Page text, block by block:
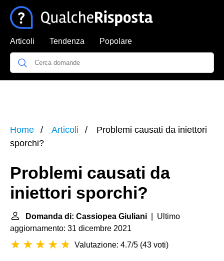
Articoli Tendenza Popolare
Home Articoli
Problemi causati da iniettori
sporchi?
Problemi causati da
iniettori sporchi?
Domanda di: Cassiopea Giuliani | Ultimo
aggiornamento: 31 dicembre 2021
Valutazione: 4.7/5 (43 voti)